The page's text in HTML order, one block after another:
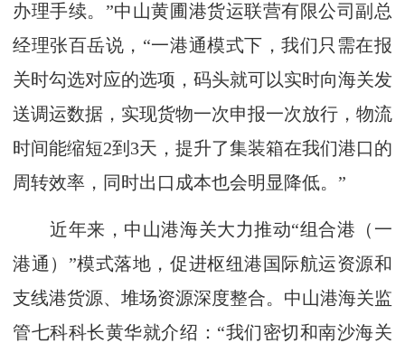
办理手续。”中山黄圃港货运联营有限公司副总
经理张百岳说，“一港通模式下，我们只需在报
关时勾选对应的选项，码头就可以实时向海关发
送调运数据，实现货物一次申报一次放行，物流
时间能缩短2到3天，提升了集装箱在我们港口的
周转效率，同时出口成本也会明显降低。”
近年来，中山港海关大力推动“组合港（一
港通）”模式落地，促进枢纽港国际航运资源和
支线港货源、堆场资源深度整合。中山港海关监
管七科科长黄华就介绍：“我们密切和南沙海关